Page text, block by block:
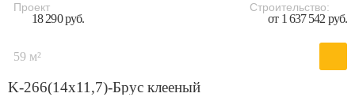
Проект
18 290 руб.
Строительство:
от 1 637 542 руб.
59 м²
K-266(14x11,7)-Брус клееный